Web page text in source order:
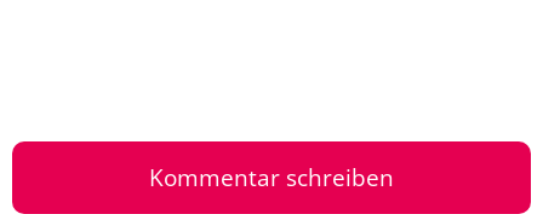
Kommentar schreiben